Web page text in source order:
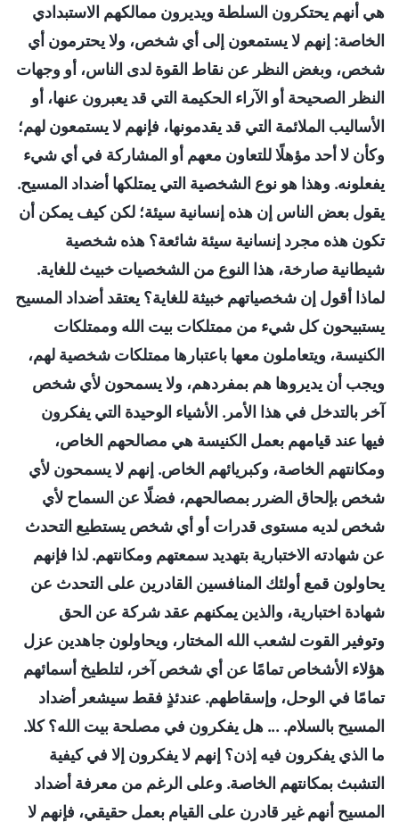
هي أنهم يحتكرون السلطة ويديرون ممالكهم الاستبدادي
الخاصة: إنهم لا يستمعون إلى أي شخص، ولا يحترمون أي
شخص، وبغض النظر عن نقاط القوة لدى الناس، أو وجهات
النظر الصحيحة أو الآراء الحكيمة التي قد يعبرون عنها، أو
الأساليب الملائمة التي قد يقدمونها، فإنهم لا يستمعون لهم؛
وكأن لا أحد مؤهلًا للتعاون معهم أو المشاركة في أي شيء
يفعلونه. وهذا هو نوع الشخصية التي يمتلكها أضداد المسيح.
يقول بعض الناس إن هذه إنسانية سيئة؛ لكن كيف يمكن أن
تكون هذه مجرد إنسانية سيئة شائعة؟ هذه شخصية
شيطانية صارخة، هذا النوع من الشخصيات خبيث للغاية.
لماذا أقول إن شخصياتهم خبيثة للغاية؟ يعتقد أضداد المسيح
يستبيحون كل شيء من ممتلكات بيت الله وممتلكات
الكنيسة، ويتعاملون معها باعتبارها ممتلكات شخصية لهم،
ويجب أن يديروها هم بمفردهم، ولا يسمحون لأي شخص
آخر بالتدخل في هذا الأمر. الأشياء الوحيدة التي يفكرون
فيها عند قيامهم بعمل الكنيسة هي مصالحهم الخاص،
ومكانتهم الخاصة، وكبريائهم الخاص. إنهم لا يسمحون لأي
شخص بإلحاق الضرر بمصالحهم، فضلًا عن السماح لأي
شخص لديه مستوى قدرات أو أي شخص يستطيع التحدث
عن شهادته الاختبارية بتهديد سمعتهم ومكانتهم. لذا فإنهم
يحاولون قمع أولئك المنافسين القادرين على التحدث عن
شهادة اختبارية، والذين يمكنهم عقد شركة عن الحق
وتوفير القوت لشعب الله المختار، ويحاولون جاهدين عزل
هؤلاء الأشخاص تمامًا عن أي شخص آخر، لتلطيخ أسمائهم
تمامًا في الوحل، وإسقاطهم. عندئذٍ فقط سيشعر أضداد
المسيح بالسلام. ... هل يفكرون في مصلحة بيت الله؟ كلا.
ما الذي يفكرون فيه إذن؟ إنهم لا يفكرون إلا في كيفية
التشبث بمكانتهم الخاصة. وعلى الرغم من معرفة أضداد
المسيح أنهم غير قادرن على القيام بعمل حقيقي، فإنهم لا